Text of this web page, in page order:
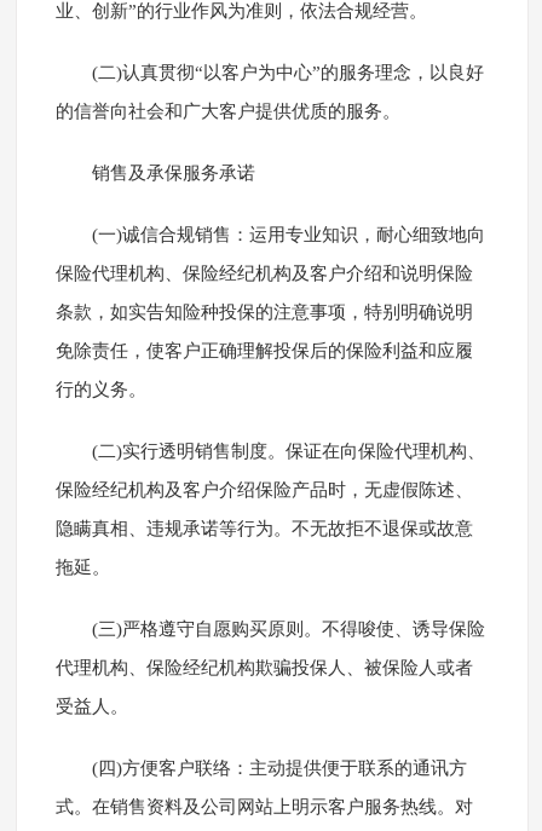
业、创新”的行业作风为准则，依法合规经营。
(二)认真贯彻“以客户为中心”的服务理念，以良好
的信誉向社会和广大客户提供优质的服务。
销售及承保服务承诺
(一)诚信合规销售：运用专业知识，耐心细致地向
保险代理机构、保险经纪机构及客户介绍和说明保险
条款，如实告知险种投保的注意事项，特别明确说明
免除责任，使客户正确理解投保后的保险利益和应履
行的义务。
(二)实行透明销售制度。保证在向保险代理机构、
保险经纪机构及客户介绍保险产品时，无虚假陈述、
隐瞒真相、违规承诺等行为。不无故拒不退保或故意
拖延。
(三)严格遵守自愿购买原则。不得唆使、诱导保险
代理机构、保险经纪机构欺骗投保人、被保险人或者
受益人。
(四)方便客户联络：主动提供便于联系的通讯方
式。在销售资料及公司网站上明示客户服务热线。对